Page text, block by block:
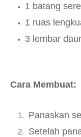
1 batang
1 ruas
3 lembar
Cara Membuat:
Panaskan
Setelah